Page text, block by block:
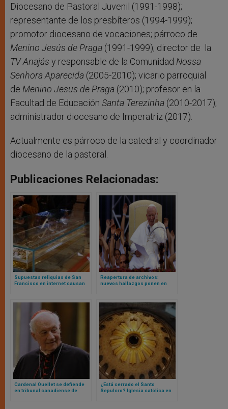
Diocesano de Pastoral Juvenil (1991-1998);
representante de los presbíteros (1994-1999);
promotor diocesano de vocaciones; párroco de
Menino Jesús de Praga (1991-1999); director de la
TV Anajás y responsable de la Comunidad Nossa
Senhora Aparecida (2005-2010); vicario parroquial
de Menino Jesus de Praga (2010); profesor en la
Facultad de Educación Santa Terezinha (2010-2017);
administrador diocesano de Imperatriz (2017).
Actualmente es párroco de la catedral y coordinador
diocesano de la pastoral.
Publicaciones Relacionadas:
Supuestas reliquias de San
Francisco en internet causan
creciente fraude digital
Reapertura de archivos:
nuevos hallazgos ponen en
sobre los abusos en Polonia
Cardenal Ouellet se defiende
en tribunal canadiense de
¿Está cerrado el Santo
Sepulcro? Iglesia católica en